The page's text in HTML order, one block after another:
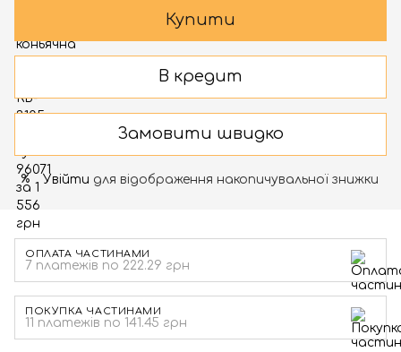
Купити
В кредит
Замовити швидко
% Увійти для відображення накопичувальної знижки
ОПЛАТА ЧАСТИНАМИ
7 платежів по 222.29 грн
ПОКУПКА ЧАСТИНАМИ
11 платежів по 141.45 грн